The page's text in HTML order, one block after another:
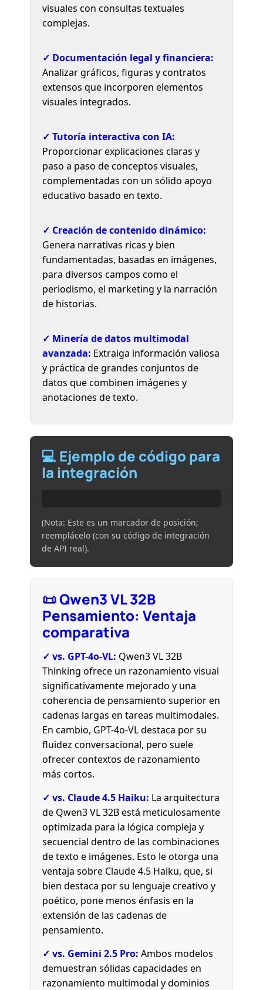
visuales con consultas textuales
complejas.
✓ Documentación legal y financiera:
Analizar gráficos, figuras y contratos
extensos que incorporen elementos
visuales integrados.
✓ Tutoría interactiva con IA:
Proporcionar explicaciones claras y
paso a paso de conceptos visuales,
complementadas con un sólido apoyo
educativo basado en texto.
✓ Creación de contenido dinámico:
Genera narrativas ricas y bien
fundamentadas, basadas en imágenes,
para diversos campos como el
periodismo, el marketing y la narración
de historias.
✓ Minería de datos multimodal
avanzada: Extraiga información valiosa
y práctica de grandes conjuntos de
datos que combinen imágenes y
anotaciones de texto.
💻 Ejemplo de código para
la integración
(Nota: Este es un marcador de posición;
reemplácelo (con su código de integración
de API real).
📜 Qwen3 VL 32B
Pensamiento: Ventaja
comparativa
✓ vs. GPT-4o-VL: Qwen3 VL 32B
Thinking ofrece un razonamiento visual
significativamente mejorado y una
coherencia de pensamiento superior en
cadenas largas en tareas multimodales.
En cambio, GPT-4o-VL destaca por su
fluidez conversacional, pero suele
ofrecer contextos de razonamiento
más cortos.
✓ vs. Claude 4.5 Haiku: La arquitectura
de Qwen3 VL 32B está meticulosamente
optimizada para la lógica compleja y
secuencial dentro de las combinaciones
de texto e imágenes. Esto le otorga una
ventaja sobre Claude 4.5 Haiku, que, si
bien destaca por su lenguaje creativo y
poético, pone menos énfasis en la
extensión de las cadenas de
pensamiento.
✓ vs. Gemini 2.5 Pro: Ambos modelos
demuestran sólidas capacidades en
razonamiento multimodal y dominios